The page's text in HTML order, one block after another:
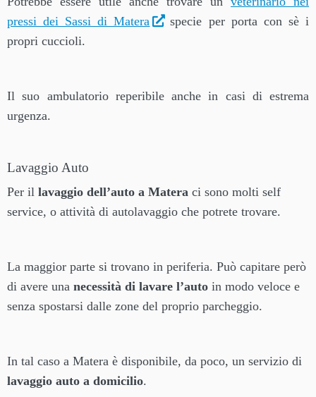
pressi dei Sassi di Matera
specie per porta con sè i
propri cuccioli.
Il suo ambulatorio reperibile anche in casi di estrema
urgenza.
Lavaggio Auto
Per il lavaggio dell’auto a Matera ci sono molti self
service, o attività di autolavaggio che potrete trovare.
La maggior parte si trovano in periferia. Può capitare però
di avere una necessità di lavare l’auto in modo veloce e
senza spostarsi dalle zone del proprio parcheggio.
In tal caso a Matera è disponibile, da poco, un servizio di
lavaggio auto a domicilio.